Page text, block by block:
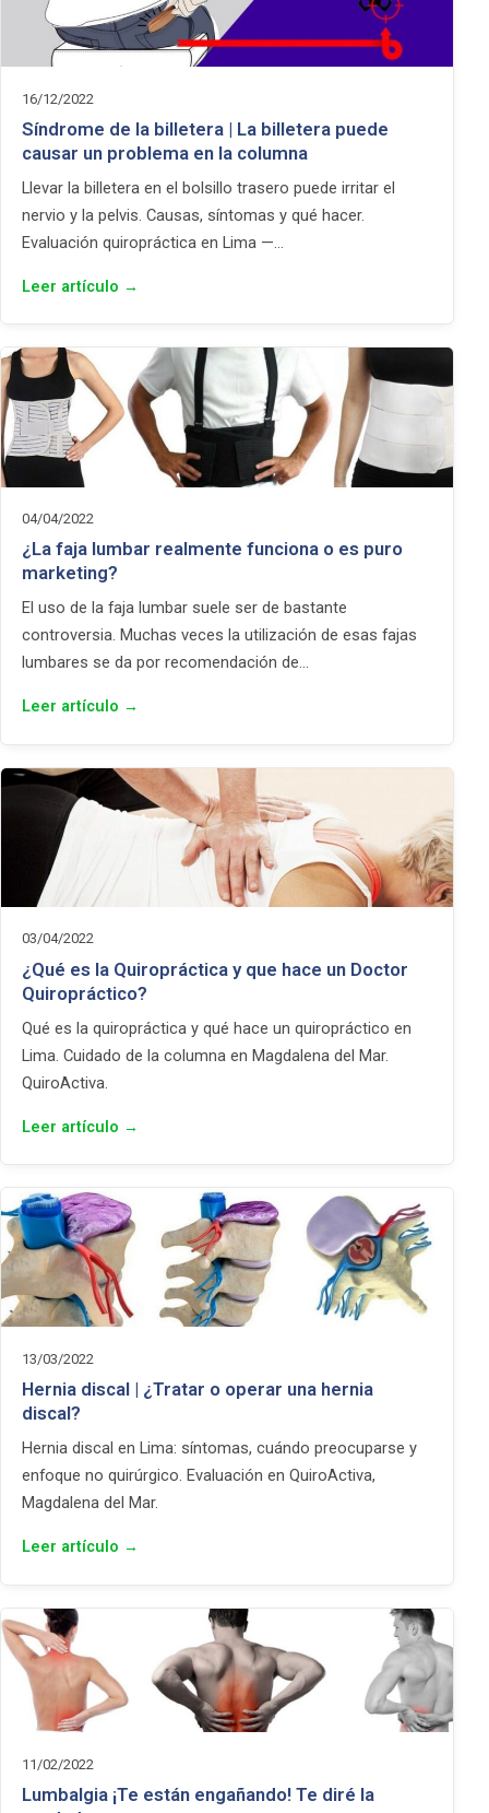
16/12/2022
Síndrome de la billetera | La billetera puede
causar un problema en la columna
Llevar la billetera en el bolsillo trasero puede irritar el
nervio y la pelvis. Causas, síntomas y qué hacer.
Evaluación quiropráctica en Lima —…
Leer artículo →
04/04/2022
¿La faja lumbar realmente funciona o es puro
marketing?
El uso de la faja lumbar suele ser de bastante
controversia. Muchas veces la utilización de esas fajas
lumbares se da por recomendación de…
Leer artículo →
03/04/2022
¿Qué es la Quiropráctica y que hace un Doctor
Quiropráctico?
Qué es la quiropráctica y qué hace un quiropráctico en
Lima. Cuidado de la columna en Magdalena del Mar.
QuiroActiva.
Leer artículo →
13/03/2022
Hernia discal | ¿Tratar o operar una hernia
discal?
Hernia discal en Lima: síntomas, cuándo preocuparse y
enfoque no quirúrgico. Evaluación en QuiroActiva,
Magdalena del Mar.
Leer artículo →
11/02/2022
Lumbalgia ¡Te están engañando! Te diré la